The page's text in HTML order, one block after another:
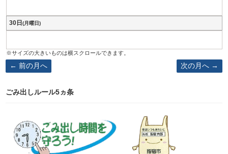
30日 (月曜日)
前の月へ 次の月へ
ごみ出しルール5ヵ条